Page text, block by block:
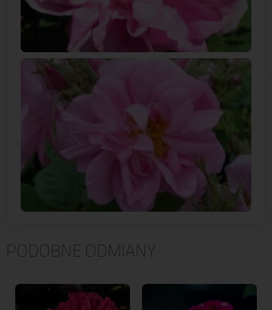
PODOBNE ODMIANY